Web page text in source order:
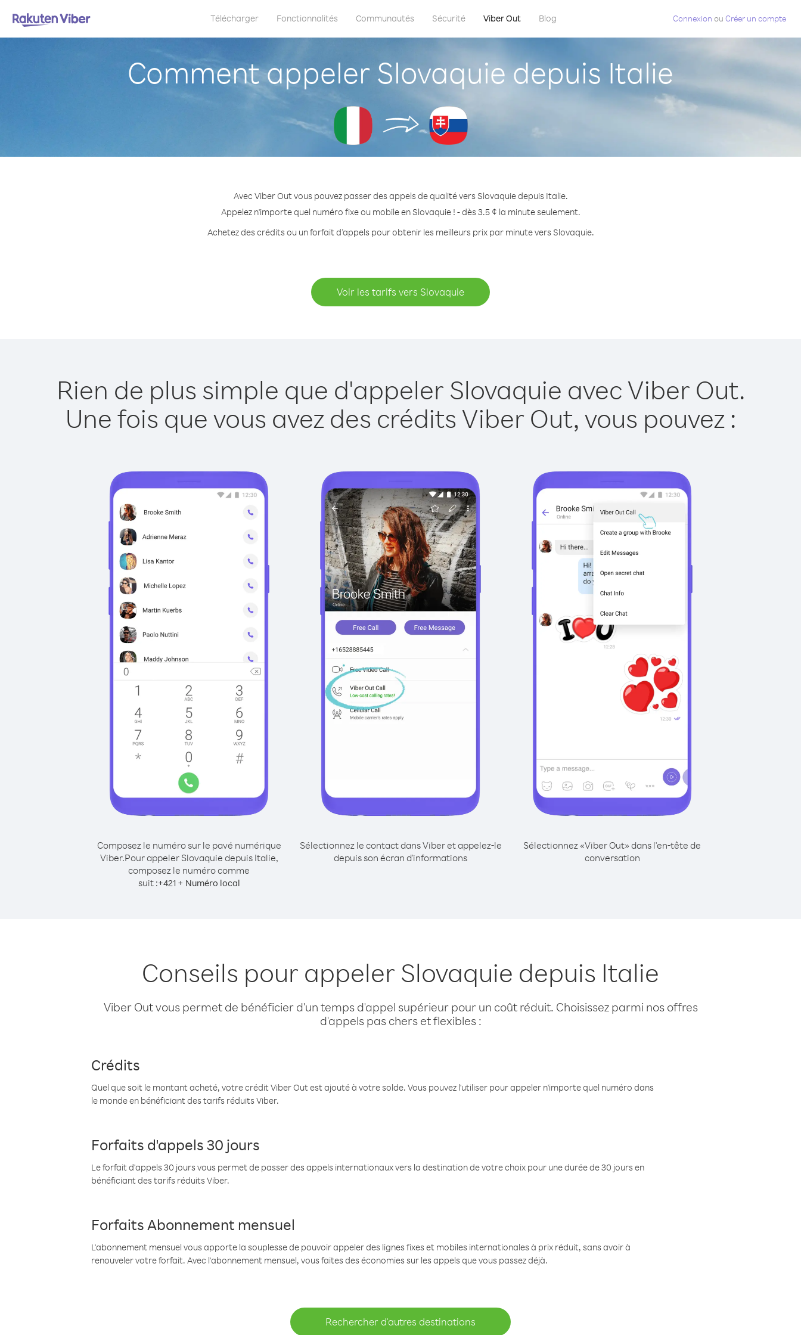
Télécharger Fonctionnalités Communautés Sécurité Viber Out Blog Connexion ou Créer un compte
Comment appeler Slovaquie depuis Italie
Avec Viber Out vous pouvez passer des appels de qualité vers Slovaquie depuis Italie.
Appelez n'importe quel numéro fixe ou mobile en Slovaquie ! - dès 3.5 ¢ la minute seulement.
Achetez des crédits ou un forfait d’appels pour obtenir les meilleurs prix par minute vers Slovaquie.
Voir les tarifs vers Slovaquie
Rien de plus simple que d'appeler Slovaquie avec Viber Out.
Une fois que vous avez des crédits Viber Out, vous pouvez :
Composez le numéro sur le pavé numérique
Viber.Pour appeler Slovaquie depuis Italie,
composez le numéro comme
suit :+421+ Numéro local
Sélectionnez le contact dans Viber et appelez-le
depuis son écran d'informations
Sélectionnez «Viber Out» dans l'en-tête de
conversation
Conseils pour appeler Slovaquie depuis Italie
Viber Out vous permet de bénéficier d'un temps d'appel supérieur pour un coût réduit. Choisissez parmi nos offres
d'appels pas chers et flexibles :
Crédits
Quel que soit le montant acheté, votre crédit Viber Out est ajouté à votre solde. Vous pouvez l'utiliser pour appeler n'importe quel numéro dans
le monde en bénéficiant des tarifs réduits Viber.
Forfaits d'appels 30 jours
Le forfait d'appels 30 jours vous permet de passer des appels internationaux vers la destination de votre choix pour une durée de 30 jours en
bénéficiant des tarifs réduits Viber.
Forfaits Abonnement mensuel
L'abonnement mensuel vous apporte la souplesse de pouvoir appeler des lignes fixes et mobiles internationales à prix réduit, sans avoir à
renouveler votre forfait. Avec l'abonnement mensuel, vous faites des économies sur les appels que vous passez déjà.
Rechercher d'autres destinations